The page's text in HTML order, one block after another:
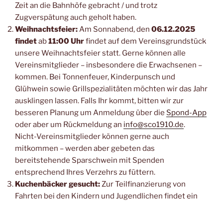
Zeit an die Bahnhöfe gebracht / und trotz
Zugverspätung auch geholt haben.
Weihnachtsfeier:Am Sonnabend, den 06.12.2025
findetab11:00 Uhrfindet auf dem Vereinsgrundstück
unsere Weihnachtsfeier statt. Gerne können alle
Vereinsmitglieder – insbesondere die Erwachsenen –
kommen. Bei Tonnenfeuer, Kinderpunsch und
Glühwein sowie Grillspezialitäten möchten wir das Jahr
ausklingen lassen. Falls Ihr kommt, bitten wir zur
besseren Planung um Anmeldung über die Spond-App
oder aber um Rückmeldung an info@sco1910.de.
Nicht-Vereinsmitglieder können gerne auch
mitkommen – werden aber gebeten das
bereitstehende Sparschwein mit Spenden
entsprechend Ihres Verzehrs zu füttern.
Kuchenbäcker gesucht:Zur Teilfinanzierung von
Fahrten bei den Kindern und Jugendlichen findet ein